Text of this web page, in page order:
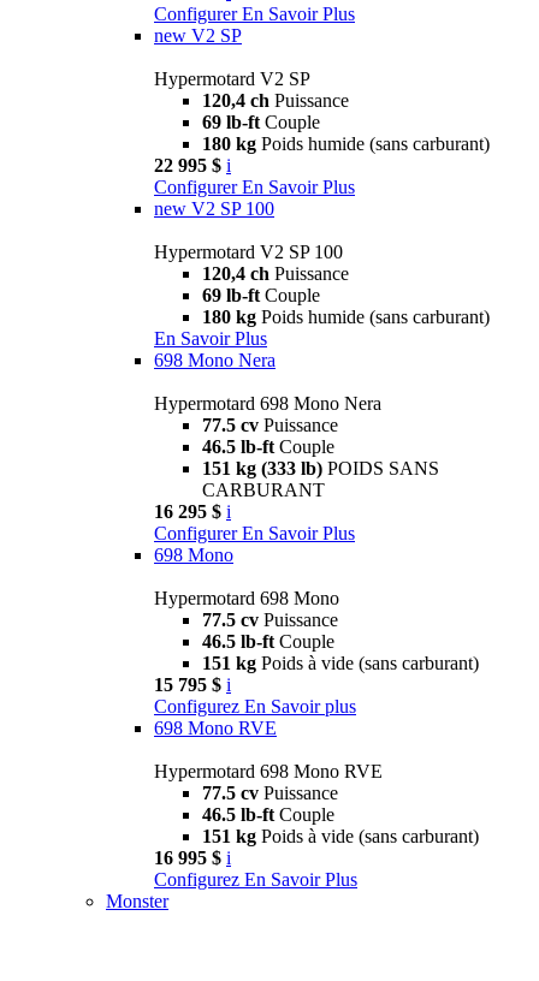
Configurer En Savoir Plus
new V2 SP
Hypermotard V2 SP
120,4 ch Puissance
69 lb-ft Couple
180 kg Poids humide (sans carburant)
22 995 $ i
Configurer En Savoir Plus
new V2 SP 100
Hypermotard V2 SP 100
120,4 ch Puissance
69 lb-ft Couple
180 kg Poids humide (sans carburant)
En Savoir Plus
698 Mono Nera
Hypermotard 698 Mono Nera
77.5 cv Puissance
46.5 lb-ft Couple
151 kg (333 lb) POIDS SANS
CARBURANT
16 295 $ i
Configurer En Savoir Plus
698 Mono
Hypermotard 698 Mono
77.5 cv Puissance
46.5 lb-ft Couple
151 kg Poids à vide (sans carburant)
15 795 $ i
Configurez En Savoir plus
698 Mono RVE
Hypermotard 698 Mono RVE
77.5 cv Puissance
46.5 lb-ft Couple
151 kg Poids à vide (sans carburant)
16 995 $ i
Configurez En Savoir Plus
Monster